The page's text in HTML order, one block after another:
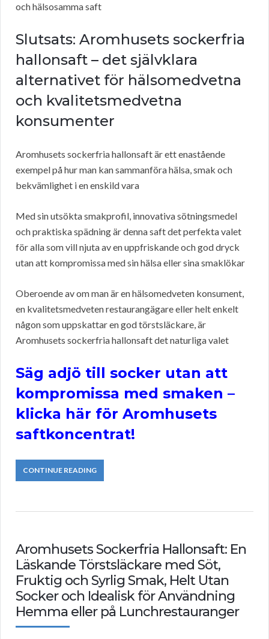
och hälsosamma saft
Slutsats: Aromhusets sockerfria
hallonsaft – det självklara
alternativet för hälsomedvetna
och kvalitetsmedvetna
konsumenter
Aromhusets sockerfria hallonsaft är ett enastående
exempel på hur man kan sammanföra hälsa, smak och
bekvämlighet i en enskild vara
Med sin utsökta smakprofil, innovativa sötningsmedel
och praktiska spädning är denna saft det perfekta valet
för alla som vill njuta av en uppfriskande och god dryck
utan att kompromissa med sin hälsa eller sina smaklökar
Oberoende av om man är en hälsomedveten konsument,
en kvalitetsmedveten restaurangägare eller helt enkelt
någon som uppskattar en god törstsläckare, är
Aromhusets sockerfria hallonsaft det naturliga valet
Säg adjö till socker utan att
kompromissa med smaken –
klicka här för Aromhusets
saftkoncentrat!
CONTINUE READING
Aromhusets Sockerfria Hallonsaft: En
Läskande Törstsläckare med Söt,
Fruktig och Syrlig Smak, Helt Utan
Socker och Idealisk för Användning
Hemma eller på Lunchrestauranger